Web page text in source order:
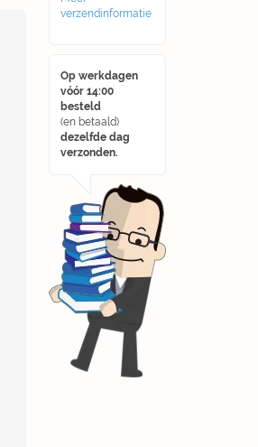
verzendinformatie
Op werkdagen
vóór 14:00
besteld
(en betaald)
dezelfde dag
verzonden.